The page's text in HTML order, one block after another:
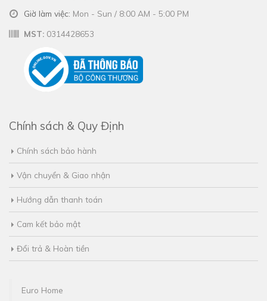
Giờ làm việc: Mon - Sun / 8:00 AM - 5:00 PM
MST: 0314428653
Chính sách & Quy Định
Chính sách bảo hành
Vận chuyển & Giao nhận
Hướng dẫn thanh toán
Cam kết bảo mật
Đổi trả & Hoàn tiền
Euro Home